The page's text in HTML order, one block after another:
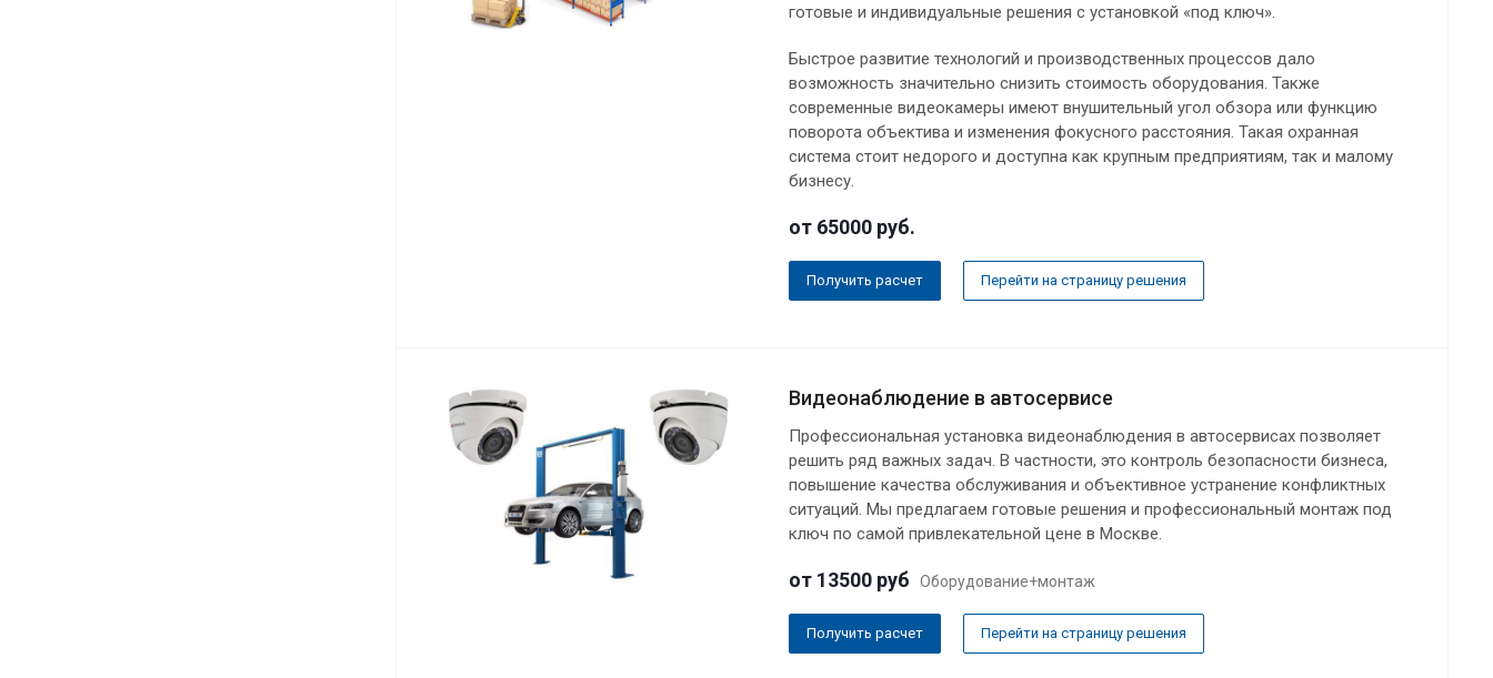
готовые и индивидуальные решения с установкой «под ключ».
Быстрое развитие технологий и производственных процессов дало
возможность значительно снизить стоимость оборудования. Также
современные видеокамеры имеют внушительный угол обзора или функцию
поворота объектива и изменения фокусного расстояния. Такая охранная
система стоит недорого и доступна как крупным предприятиям, так и малому
бизнесу.
от 65000 руб.
Получить расчет Перейти на страницу решения
Видеонаблюдение в автосервисе
Профессиональная установка видеонаблюдения в автосервисах позволяет
решить ряд важных задач. В частности, это контроль безопасности бизнеса,
повышение качества обслуживания и объективное устранение конфликтных
ситуаций. Мы предлагаем готовые решения и профессиональный монтаж под
ключ по самой привлекательной цене в Москве.
от 13500 руб Оборудование+монтаж
Получить расчет Перейти на страницу решения